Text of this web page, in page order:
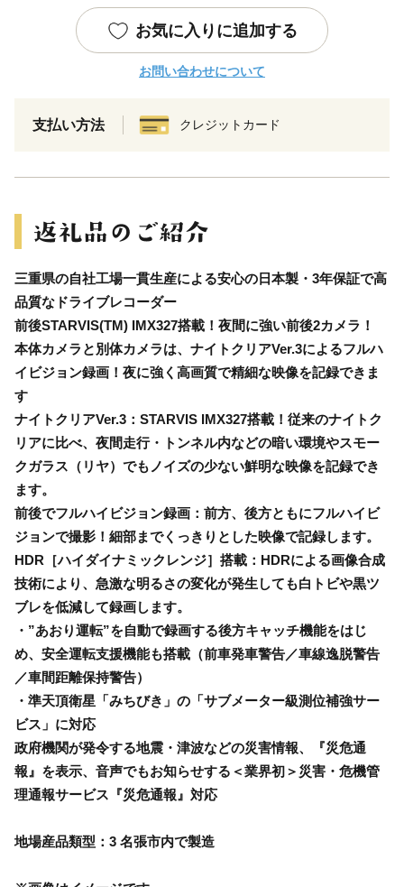
お気に入りに追加する
お問い合わせについて
支払い方法 クレジットカード
三重県の自社工場一貫生産による安心の日本製・3年保証で高
品質なドライブレコーダー
前後STARVIS(TM) IMX327搭載！夜間に強い前後2カメラ！
本体カメラと別体カメラは、ナイトクリアVer.3によるフルハ
イビジョン録画！夜に強く高画質で精細な映像を記録できま
す
ナイトクリアVer.3：STARVIS IMX327搭載！従来のナイトク
リアに比べ、夜間走行・トンネル内などの暗い環境やスモー
クガラス（リヤ）でもノイズの少ない鮮明な映像を記録でき
ます。
前後でフルハイビジョン録画：前方、後方ともにフルハイビ
ジョンで撮影！細部までくっきりとした映像で記録します。
HDR［ハイダイナミックレンジ］搭載：HDRによる画像合成
技術により、急激な明るさの変化が発生しても白トビや黒ツ
ブレを低減して録画します。
・”あおり運転”を自動で録画する後方キャッチ機能をはじ
め、安全運転支援機能も搭載（前車発車警告／車線逸脱警告
／車間距離保持警告）
・準天頂衛星「みちびき」の「サブメーター級測位補強サー
ビス」に対応
政府機関が発令する地震・津波などの災害情報、『災危通
報』を表示、音声でもお知らせする＜業界初＞災害・危機管
理通報サービス『災危通報』対応
地場産品類型：3 名張市内で製造